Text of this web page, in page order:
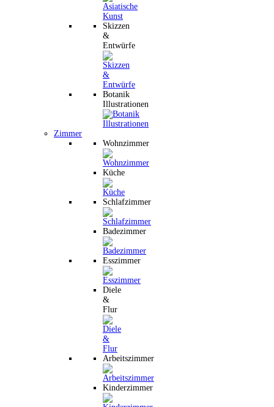
Skizzen
&
Entwürfe
Botanik
Illustrationen
Zimmer
Wohnzimmer
Küche
Schlafzimmer
Badezimmer
Esszimmer
Diele
&
Flur
Arbeitszimmer
Kinderzimmer